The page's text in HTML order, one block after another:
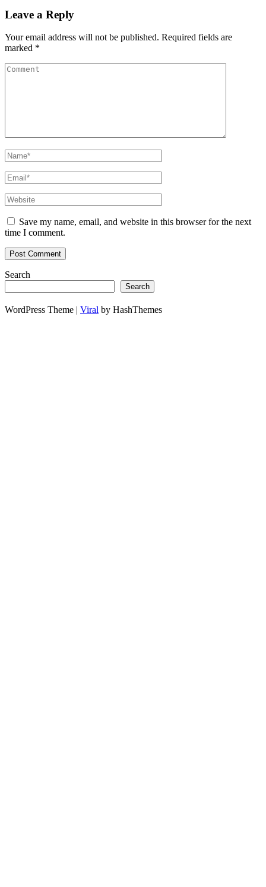
Leave a Reply
Your email address will not be published. Required fields are
marked *
Save my name, email, and website in this browser for the next
time I comment.
Search
Search
WordPress Theme | Viral by HashThemes